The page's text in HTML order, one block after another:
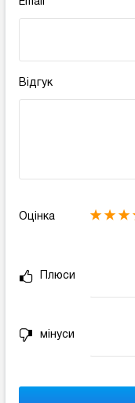
Відгук
Оцінка
Плюси
мінуси